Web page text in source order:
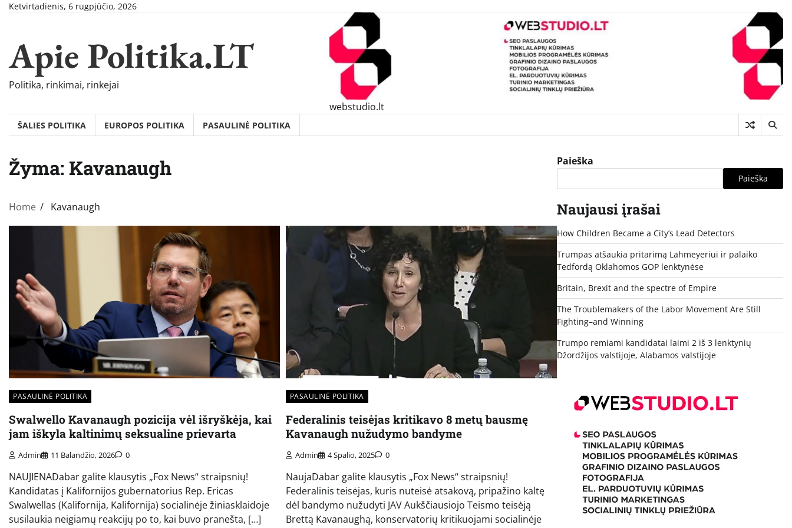
SkipKetvirtadienis, 6 rugpjūčio, 2026
Apie Politika.LT
Politika, rinkimai, rinkejai
webstudio.lt
ŠALIES POLITIKA EUROPOS POLITIKA PASAULINĖ POLITIKA
Žyma: Kavanaugh
Home Kavanaugh
PASAULINĖ POLITIKA
Swalwello Kavanaugh pozicija vėl išryškėja, kai
jam iškyla kaltinimų seksualine prievarta
Admin 11 Balandžio, 2026 0
NAUJIENADabar galite klausytis „Fox News“ straipsnių!
Kandidatas į Kalifornijos gubernatorius Rep. Ericas
Swalwellas (Kalifornija, Kalifornija) socialinėje žiniasklaidoje
susilaukia neigiamų reakcijų po to, kai buvo pranešta, […]
PASAULINĖ POLITIKA
Federalinis teisėjas kritikavo 8 metų bausmę
Kavanaugh nužudymo bandyme
Admin 4 Spalio, 2025 0
NaujaDabar galite klausytis „Fox News“ straipsnių!
Federalinis teisėjas, kuris nuteisė atsakovą, pripažino kaltę
dėl bandymo nužudyti JAV Aukščiausiojo Teismo teisėją
Brettą Kavanaughą, konservatorių kritikuojami socialinėje
Paieška
Paieška
Naujausi įrašai
How Children Became a City’s Lead Detectors
Trumpas atšaukia pritarimą Lahmeyeriui ir palaiko
Tedfordą Oklahomos GOP lenktynėse
Britain, Brexit and the spectre of Empire
The Troublemakers of the Labor Movement Are Still
Fighting–and Winning
Trumpo remiami kandidatai laimi 2 iš 3 lenktynių
Džordžijos valstijoje, Alabamos valstijoje